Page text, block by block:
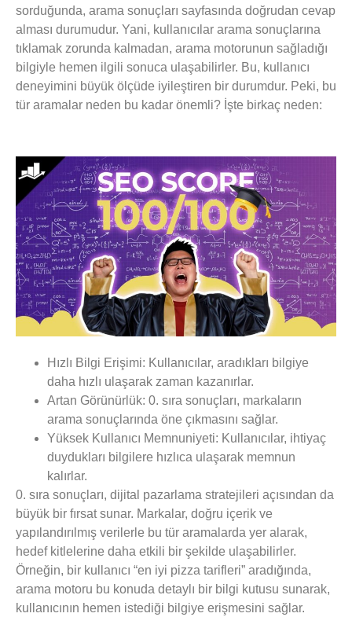
sorduğunda, arama sonuçları sayfasında doğrudan cevap
alması durumudur. Yani, kullanıcılar arama sonuçlarına
tıklamak zorunda kalmadan, arama motorunun sağladığı
bilgiyle hemen ilgili sonuca ulaşabilirler. Bu, kullanıcı
deneyimini büyük ölçüde iyileştiren bir durumdur. Peki, bu
tür aramalar neden bu kadar önemli? İşte birkaç neden:
Hızlı Bilgi Erişimi: Kullanıcılar, aradıkları bilgiye
daha hızlı ulaşarak zaman kazanırlar.
Artan Görünürlük: 0. sıra sonuçları, markaların
arama sonuçlarında öne çıkmasını sağlar.
Yüksek Kullanıcı Memnuniyeti: Kullanıcılar, ihtiyaç
duydukları bilgilere hızlıca ulaşarak memnun
kalırlar.
0. sıra sonuçları, dijital pazarlama stratejileri açısından da
büyük bir fırsat sunar. Markalar, doğru içerik ve
yapılandırılmış verilerle bu tür aramalarda yer alarak,
hedef kitlelerine daha etkili bir şekilde ulaşabilirler.
Örneğin, bir kullanıcı “en iyi pizza tarifleri” aradığında,
arama motoru bu konuda detaylı bir bilgi kutusu sunarak,
kullanıcının hemen istediği bilgiye erişmesini sağlar.